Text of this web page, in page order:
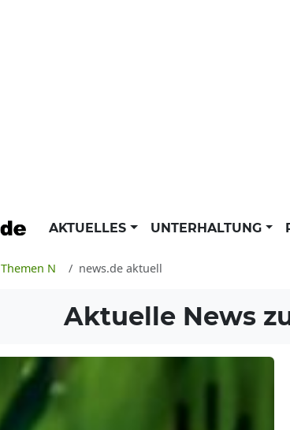
AKTUELLES UNTERHALTUNG
Themen N news.de aktuell
Aktuelle News